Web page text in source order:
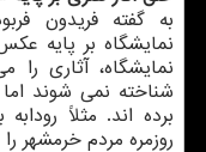
به گفته فریدون
نمایشگاه بر پایه
نمایشگاه، آثاری را
شناخته نمی شوند
برده اند. مثلاً
روزمره مردم خرمشهر